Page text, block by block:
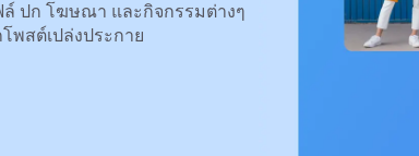
ล์ ปก โฆษณา และกิจกรรมต่างๆ
พสต์เปล่งประกาย